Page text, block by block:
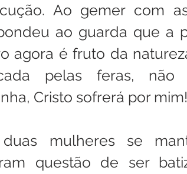
Ao gemer com
ao guarda que a
agora é fruto da
pelas feras, não
Cristo sofrerá por
mulheres se
questão de ser